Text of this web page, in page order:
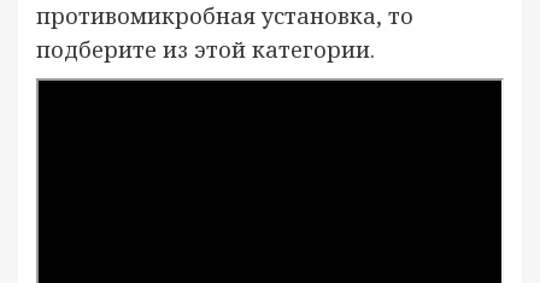
противомикробная установка, то
подберите из этой категории.